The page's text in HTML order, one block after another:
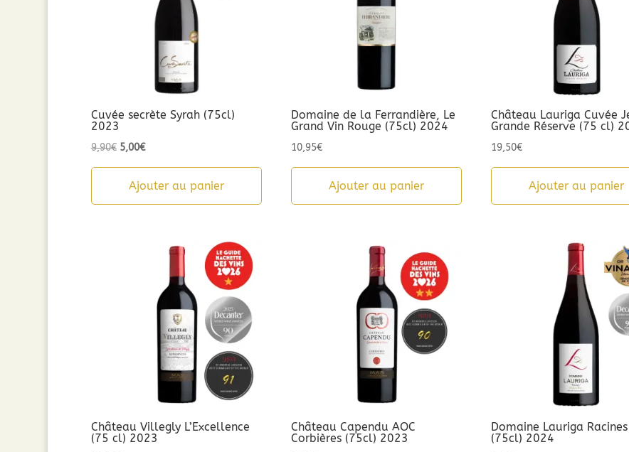
Cuvée secrète Syrah (75cl)
2023
9,90€ Le
initial
était :
5,00€Le
actuel
Ajouter au panier
Domaine de la Ferrandière, Le
Grand Vin Rouge (75cl) 2024
10,95€
Ajouter au panier
Château Lauriga Cuvée
Grande Réserve (75 cl)
19,50€
Ajouter au panier
Château Villegly L’Excellence
(75 cl) 2023
Château Capendu AOC
Corbières (75cl) 2023
Domaine Lauriga Racines
(75cl) 2024